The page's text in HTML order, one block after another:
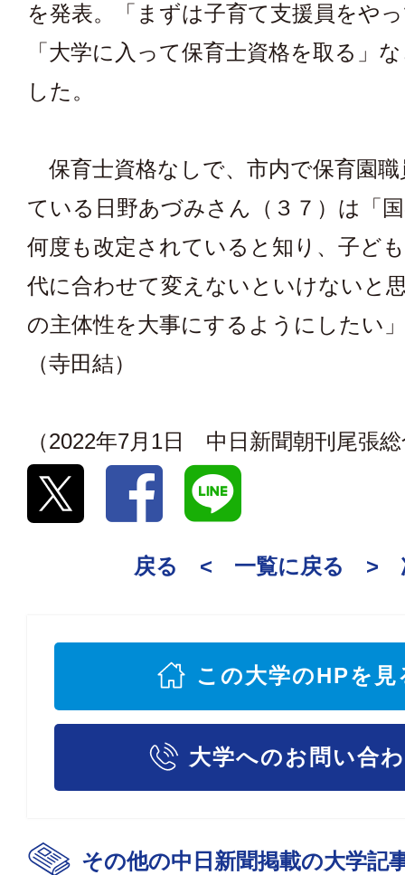
を発表。「まずは子育て支援員をや
「大学に入って保育士資格を取る」
した。
保育士資格なしで、市内で保育園
ている日野あづみさん（３７）は「
何度も改定されていると知り、子ど
代に合わせて変えないといけないと
の主体性を大事にするようにしたい
（寺田結）
（2022年7月1日 中日新聞朝刊尾張
戻る < 一覧に戻る >
この大学のHPを見
大学へのお問い合
その他の中日新聞掲載の大学記